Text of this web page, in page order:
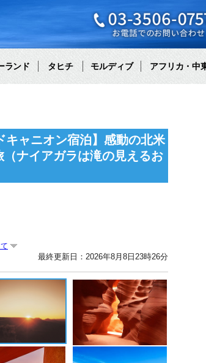
ランド タヒチ モルディブ アフリカ・中
キャニオン宿泊】感動の北米
ナイアガラは滝の見えるお
最終更新日：2026年8月8日23時26分